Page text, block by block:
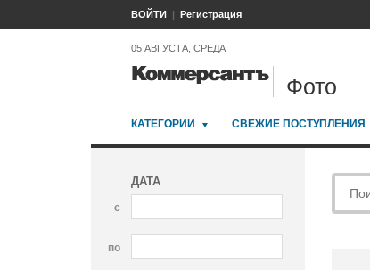
ВОЙТИ Регистрация
05 АВГУСТА, СРЕДА
Фото
КАТЕГОРИИ СВЕЖИЕ ПОСТУПЛЕНИЯ
ДАТА
с
по